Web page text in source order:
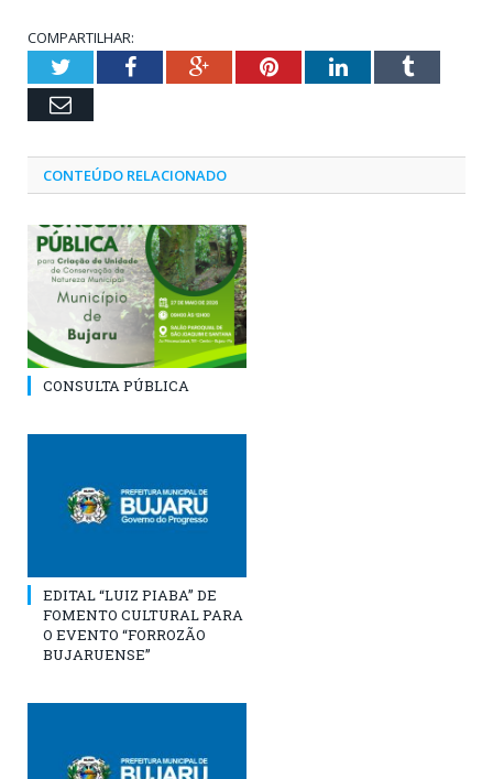
COMPARTILHAR:
TwitterFacebookGoogle+PinterestLinkedInTumblr
Email
CONTEÚDO RELACIONADO
CONSULTA PÚBLICA
EDITAL “LUIZ PIABA” DE
FOMENTO CULTURAL PARA
O EVENTO “FORROZÃO
BUJARUENSE”